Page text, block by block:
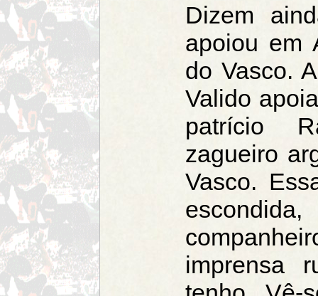
Dizem
apoiou em
do Vasco.
Valido
patrício
zagueiro
Vasco.
imprensa